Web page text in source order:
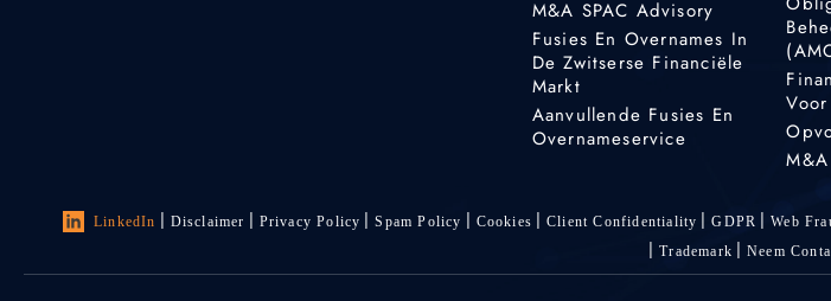
M&A SPAC Advisory
Fusies En Overnames In
De Zwitserse Financiële
Markt
Aanvullende Fusies En
Overnameservice
LinkedIn Disclaimer Privacy Policy Spam Policy Cookies Client Confidentiality GDPR Web
Trademark
Neem